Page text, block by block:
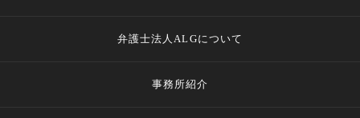
弁護士法人ALGについて
事務所紹介